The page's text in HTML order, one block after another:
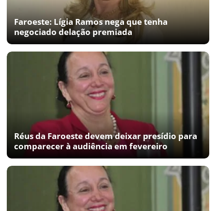
Faroeste: Lígia Ramos nega que tenha
negociado delação premiada
Réus da Faroeste devem deixar presídio para
comparecer à audiência em fevereiro